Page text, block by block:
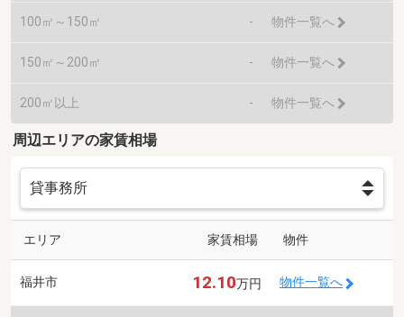
100㎡～150㎡ - 物件一覧へ
150㎡～200㎡ - 物件一覧へ
200㎡以上 - 物件一覧へ
周辺エリアの家賃相場
エリア 家賃相場 物件
福井市 12.10万円 物件一覧へ